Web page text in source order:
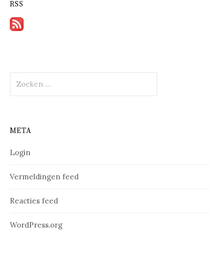
RSS
naar:
META
Login
Vermeldingen feed
Reacties feed
WordPress.org